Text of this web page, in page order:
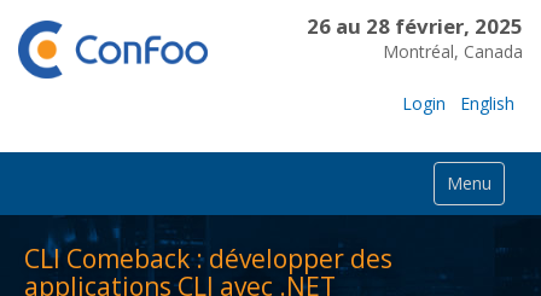
26 au 28 février, 2025
Montréal, Canada
Login English
Menu
CLI Comeback : développer des
applications CLI avec .NET